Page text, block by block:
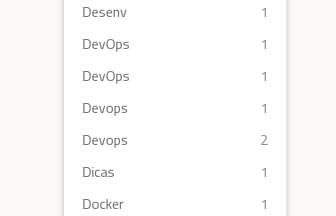
Desenv
1
DevOps
1
DevOps
1
Devops
1
Devops
2
Dicas
1
Docker
1